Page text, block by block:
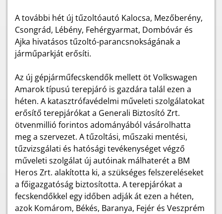
A további hét új tűzoltóautó Kalocsa, Mezőberény,
Csongrád, Lébény, Fehérgyarmat, Dombóvár és
Ajka hivatásos tűzoltó-parancsnokságának a
járműparkját erősíti.
Az új gépjárműfecskendők mellett öt Volkswagen
Amarok típusú terepjáró is gazdára talál ezen a
héten. A katasztrófavédelmi műveleti szolgálatokat
erősítő terepjárókat a Generali Biztosító Zrt.
ötvenmillió forintos adományából vásárolhatta
meg a szervezet. A tűzoltási, műszaki mentési,
tűzvizsgálati és hatósági tevékenységet végző
műveleti szolgálat új autóinak málhaterét a BM
Heros Zrt. alakította ki, a szükséges felszereléseket
a főigazgatóság biztosította. A terepjárókat a
fecskendőkkel egy időben adják át ezen a héten,
azok Komárom, Békés, Baranya, Fejér és Veszprém